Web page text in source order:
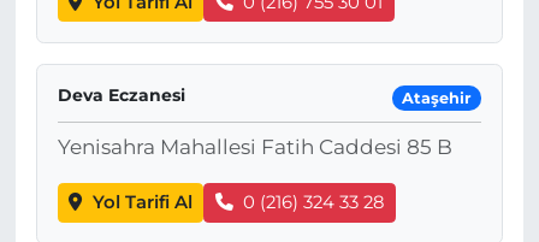
Deva Eczanesi Ataşehir
Yenisahra Mahallesi Fatih Caddesi 85 B
Yol Tarifi Al 0 (216) 324 33 28